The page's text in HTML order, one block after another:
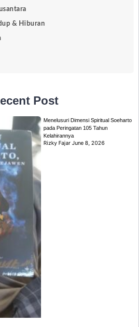
& Hiburan
Post
Menelusuri Dimensi Spiritual Soeharto
pada Peringatan 105 Tahun
Kelahirannya
Rizky FajarJune 8, 2026